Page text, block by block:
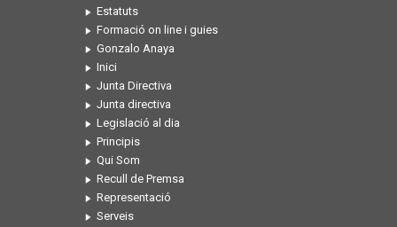
Estatuts
Formació on line i guies
Gonzalo Anaya
Inici
Junta Directiva
Junta directiva
Legislació al dia
Principis
Qui Som
Recull de Premsa
Representació
Serveis